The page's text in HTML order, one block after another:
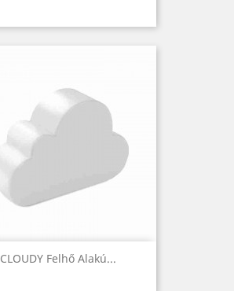
CLOUDY Felhő Alakú...